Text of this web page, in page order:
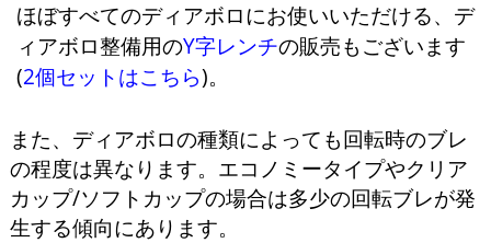
ほぼすべてのディアボロにお使いいただける、デ
ィアボロ整備用のY字レンチの販売もございます
(2個セットはこちら)。
また、ディアボロの種類によっても回転時のブレ
の程度は異なります。エコノミータイプやクリア
カップ/ソフトカップの場合は多少の回転ブレが発
生する傾向にあります。